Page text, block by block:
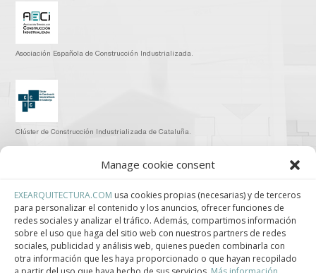
Manage cookie consent
EXEARQUITECTURA.COM usa cookies propias (necesarias) y de terceros
para personalizar el contenido y los anuncios, ofrecer funciones de
redes sociales y analizar el tráfico. Además, compartimos información
sobre el uso que haga del sitio web con nuestros partners de redes
sociales, publicidad y análisis web, quienes pueden combinarla con
otra información que les haya proporcionado o que hayan recopilado
Asociación Española de Construcción Industrializada.
Clúster de Construcción Industrializada de Cataluña.
Centro de Innovación Tecnológica en Bioconstrucción y Paisajismo.
Contact